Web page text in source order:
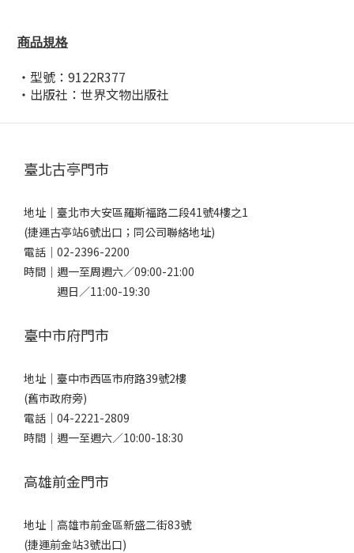
商品規格
・型號：9122R377
・出版社：世界文物出版社
臺北古亭門市
地址｜ 臺北市大安區羅斯福路二段41號4樓之1
(捷運古亭站6號出口；同公司聯絡地址)
電話｜ 02-2396-2200
時間｜週一至周週六／09:00-21:00
週日／11:00-19:30
臺中市府門市
地址｜ 臺中市西區市府路39號2樓
(舊市政府旁)
電話｜ 04-2221-2809
時間｜週一至週六／10:00-18:30
高雄前金門市
地址｜ 高雄市前金區新盛二街83號
(捷運前金站3號出口)